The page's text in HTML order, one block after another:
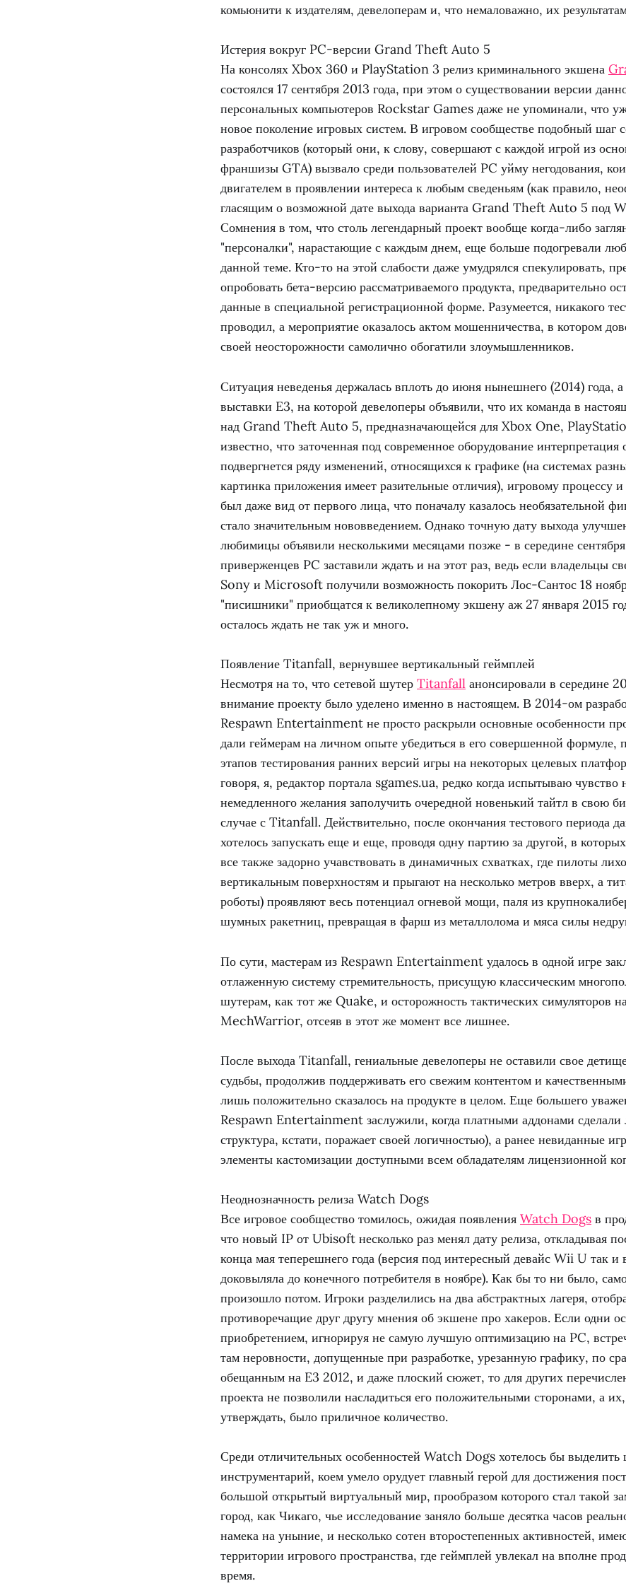
комьюнити к издателям, девелоперам и, что немаловажно, их
Истерия вокруг PC-версии Grand Theft Auto 5
На консолях Xbox 360 и PlayStation 3 релиз криминального экшена
состоялся 17 сентября 2013 года, при этом о существовании версии
персональных компьютеров Rockstar Games даже не упоминали, что
новое поколение игровых систем. В игровом сообществе подобный шаг
разработчиков (который они, к слову, совершают с каждой игрой из
франшизы GTA) вызвало среди пользователей PC уйму негодования,
двигателем в проявлении интереса к любым сведеньям (как правило,
гласящим о возможной дате выхода варианта Grand Theft Auto 5 под
Сомнения в том, что столь легендарный проект вообще когда-либо
"персоналки", нарастающие с каждым днем, еще больше подогревали
данной теме. Кто-то на этой слабости даже умудрялся спекулировать,
опробовать бета-версию рассматриваемого продукта, предварительно
данные в специальной регистрационной форме. Разумеется, никакого
проводил, а мероприятие оказалось актом мошенничества, в котором
своей неосторожности самолично обогатили злоумышленников.
Ситуация неведенья держалась вплоть до июня нынешнего (2014) года, а
выставки E3, на которой девелоперы объявили, что их команда в
над Grand Theft Auto 5, предназначающейся для Xbox One,
известно, что заточенная под современное оборудование
подвергнется ряду изменений, относящихся к графике (на системах
картинка приложения имеет разительные отличия), игровому процессу и
был даже вид от первого лица, что поначалу казалось необязательной
стало значительным нововведением. Однако точную дату выхода
любимицы объявили несколькими месяцами позже - в середине
приверженцев PC заставили ждать и на этот раз, ведь если владельцы
Sony и Microsoft получили возможность покорить Лос-Сантос 18
"писишники" приобщатся к великолепному экшену аж 27 января 2015
осталось ждать не так уж и много.
Появление Titanfall, вернувшее вертикальный геймплей
Несмотря на то, что сетевой шутер Titanfall анонсировали в середине
внимание проекту было уделено именно в настоящем. В 2014-ом
Respawn Entertainment не просто раскрыли основные особенности
дали геймерам на личном опыте убедиться в его совершенной формуле,
этапов тестирования ранних версий игры на некоторых целевых
говоря, я, редактор портала sgames.ua, редко когда испытываю чувство
немедленного желания заполучить очередной новенький тайтл в свою
случае с Titanfall. Действительно, после окончания тестового периода
хотелось запускать еще и еще, проводя одну партию за другой, в которых
все также задорно учавствовать в динамичных схватках, где пилоты
вертикальным поверхностям и прыгают на несколько метров вверх, а
роботы) проявляют весь потенциал огневой мощи, паля из
шумных ракетниц, превращая в фарш из металлолома и мяса силы
По сути, мастерам из Respawn Entertainment удалось в одной игре
отлаженную систему стремительность, присущую классическим
шутерам, как тот же Quake, и осторожность тактических симуляторов
MechWarrior, отсеяв в этот же момент все лишнее.
После выхода Titanfall, гениальные девелоперы не оставили свое
судьбы, продолжив поддерживать его свежим контентом и
лишь положительно сказалось на продукте в целом. Еще большего
Respawn Entertainment заслужили, когда платными аддонами сделали
структура, кстати, поражает своей логичностью), а ранее невиданные
элементы кастомизации доступными всем обладателям лицензионной
Неоднозначность релиза Watch Dogs
Все игровое сообщество томилось, ожидая появления Watch Dogs в
что новый IP от Ubisoft несколько раз менял дату релиза, откладывая
конца мая теперешнего года (версия под интересный девайс Wii U так и
доковыляла до конечного потребителя в ноябре). Как бы то ни было,
произошло потом. Игроки разделились на два абстрактных лагеря,
противоречащие друг другу мнения об экшене про хакеров. Если одни
приобретением, игнорируя не самую лучшую оптимизацию на PC,
там неровности, допущенные при разработке, урезанную графику, по
обещанным на E3 2012, и даже плоский сюжет, то для других
проекта не позволили насладиться его положительными сторонами, а
утверждать, было приличное количество.
Среди отличительных особенностей Watch Dogs хотелось бы
инструментарий, коем умело орудует главный герой для достижения
большой открытый виртуальный мир, прообразом которого стал такой
город, как Чикаго, чье исследование заняло больше десятка часов
намека на уныние, и несколько сотен второстепенных активностей,
территории игрового пространства, где геймплей увлекал на вполне
время.